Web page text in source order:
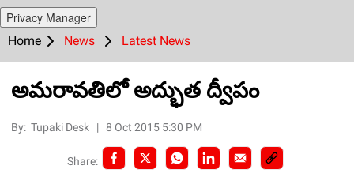
Privacy Manager
Home News Latest News
అమరావతిలో అద్భుత ద్వీపం
By:Tupaki Desk |8 Oct 2015 5:30 PM
Share: